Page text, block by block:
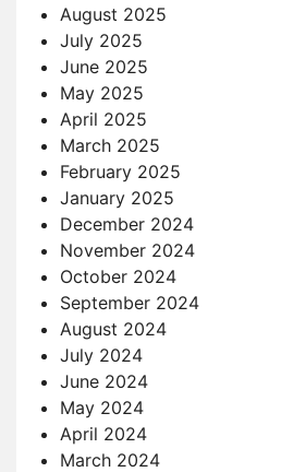
August 2025
July 2025
June 2025
May 2025
April 2025
March 2025
February 2025
January 2025
December 2024
November 2024
October 2024
September 2024
August 2024
July 2024
June 2024
May 2024
April 2024
March 2024